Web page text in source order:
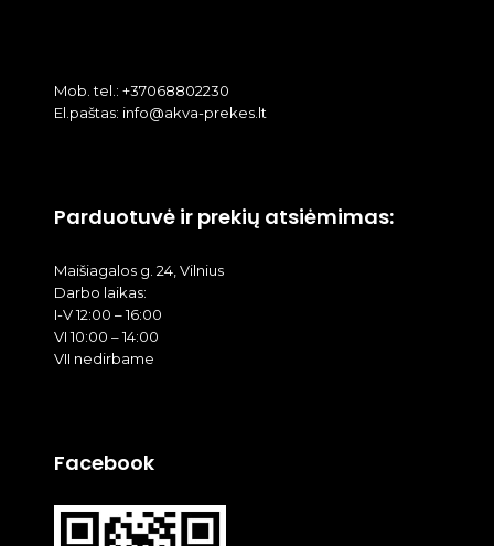
Mob. tel.: +37068802230
El.paštas: info@akva-prekes.lt
Parduotuvė ir prekių atsiėmimas:
Maišiagalos g. 24, Vilnius
Darbo laikas:
I-V 12:00 – 16:00
VI 10:00 – 14:00
VII nedirbame
Facebook